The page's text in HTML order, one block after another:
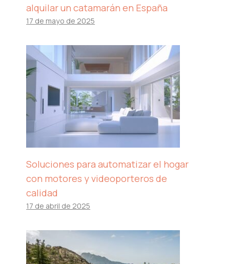
alquilar un catamarán en España
17 de mayo de 2025
Soluciones para automatizar el hogar
con motores y videoporteros de
calidad
17 de abril de 2025